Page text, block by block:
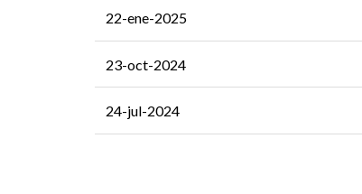
22-ene-2025
23-oct-2024
24-jul-2024